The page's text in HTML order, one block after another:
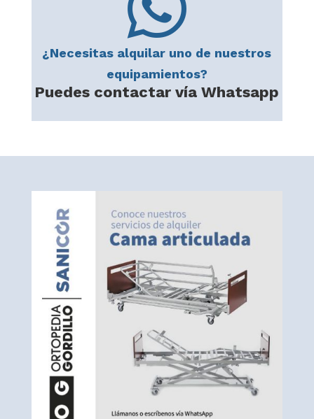
¿Necesitas alquilar uno de nuestros
equipamientos?
Puedes contactar vía Whatsapp